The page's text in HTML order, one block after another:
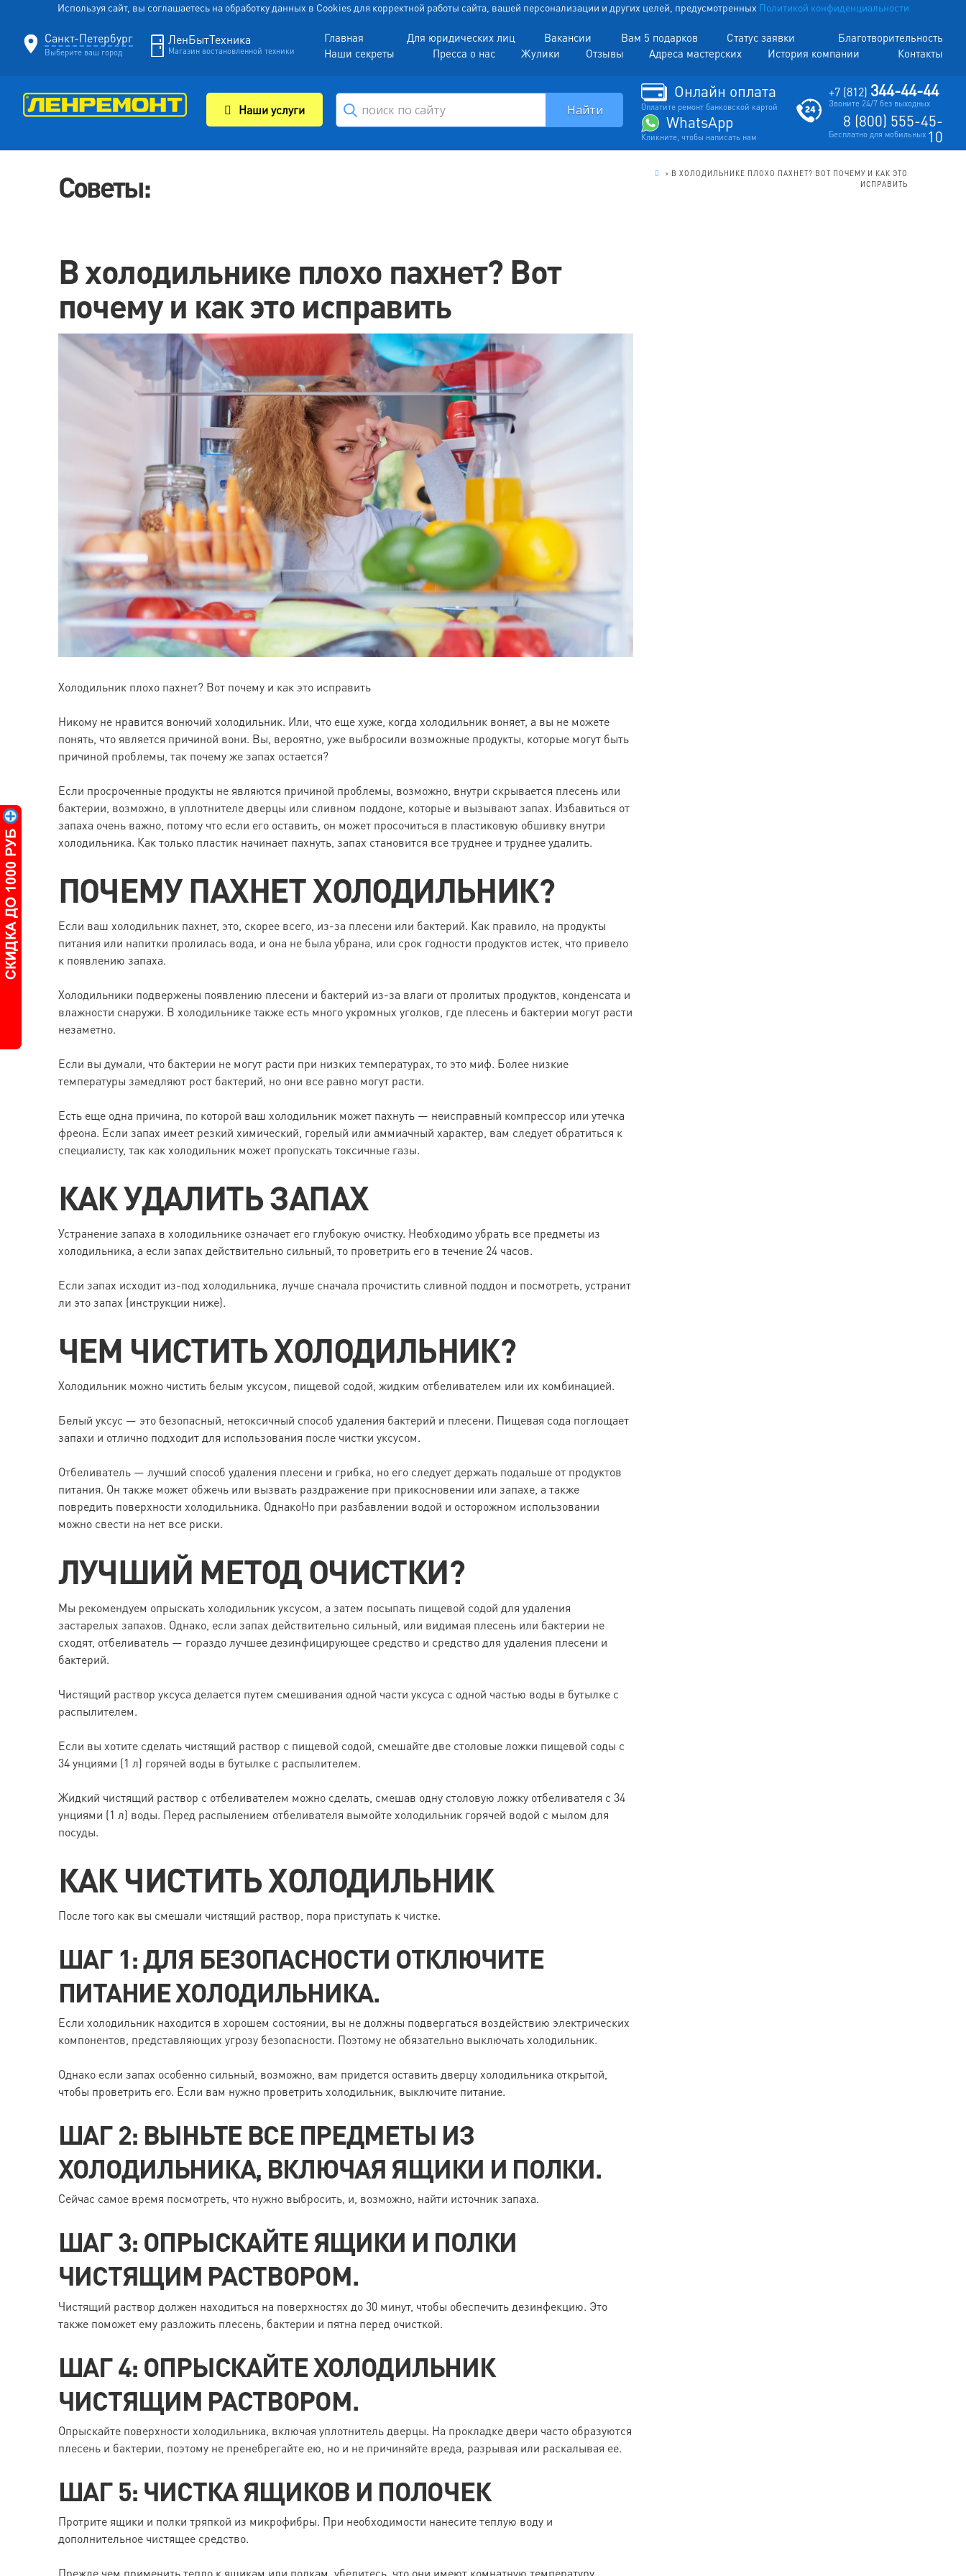
Используя сайт, вы соглашаетесь на обработку данных в Cookies для корректной работы сайта, вашей персонализации и других целей, предусмотренных Политикой конфиденциальности
Санкт-Петербург
Выберите ваш город
ЛенБытТехника
Магазин востановленной техники
Главная Для юридических лиц Вакансии Вам 5 подарков Статус заявки
Благотворительность
Наши секреты
Пресса о нас Жулики Отзывы Адреса мастерских История компании Контакты
Наши услуги
Онлайн оплата
Оплатите ремонт банковской картой
WhatsApp
Кликните, чтобы написать нам
+7 (812) 344-44-44
Звоните 24/7 без выходных
8 (800) 555-45-
10
Бесплатно для мобильных
Советы: > В ХОЛОДИЛЬНИКЕ ПЛОХО ПАХНЕТ? ВОТ ПОЧЕМУ И КАК ЭТО
ИСПРАВИТЬ
В холодильнике плохо пахнет? Вот
почему и как это исправить
Холодильник плохо пахнет? Вот почему и как это исправить
Никому не нравится вонючий холодильник. Или, что еще хуже, когда холодильник воняет, а вы не можете
понять, что является причиной вони. Вы, вероятно, уже выбросили возможные продукты, которые могут быть
причиной проблемы, так почему же запах остается?
Если просроченные продукты не являются причиной проблемы, возможно, внутри скрывается плесень или
бактерии, возможно, в уплотнителе дверцы или сливном поддоне, которые и вызывают запах. Избавиться от
запаха очень важно, потому что если его оставить, он может просочиться в пластиковую обшивку внутри
холодильника. Как только пластик начинает пахнуть, запах становится все труднее и труднее удалить.
ПОЧЕМУ ПАХНЕТ ХОЛОДИЛЬНИК?
Если ваш холодильник пахнет, это, скорее всего, из-за плесени или бактерий. Как правило, на продукты
питания или напитки пролилась вода, и она не была убрана, или срок годности продуктов истек, что привело
к появлению запаха.
Холодильники подвержены появлению плесени и бактерий из-за влаги от пролитых продуктов, конденсата и
влажности снаружи. В холодильнике также есть много укромных уголков, где плесень и бактерии могут расти
незаметно.
Если вы думали, что бактерии не могут расти при низких температурах, то это миф. Более низкие
температуры замедляют рост бактерий, но они все равно могут расти.
Есть еще одна причина, по которой ваш холодильник может пахнуть — неисправный компрессор или утечка
фреона. Если запах имеет резкий химический, горелый или аммиачный характер, вам следует обратиться к
специалисту, так как холодильник может пропускать токсичные газы.
КАК УДАЛИТЬ ЗАПАХ
Устранение запаха в холодильнике означает его глубокую очистку. Необходимо убрать все предметы из
холодильника, а если запах действительно сильный, то проветрить его в течение 24 часов.
Если запах исходит из-под холодильника, лучше сначала прочистить сливной поддон и посмотреть, устранит
ли это запах (инструкции ниже).
ЧЕМ ЧИСТИТЬ ХОЛОДИЛЬНИК?
Холодильник можно чистить белым уксусом, пищевой содой, жидким отбеливателем или их комбинацией.
Белый уксус — это безопасный, нетоксичный способ удаления бактерий и плесени. Пищевая сода поглощает
запахи и отлично подходит для использования после чистки уксусом.
Отбеливатель — лучший способ удаления плесени и грибка, но его следует держать подальше от продуктов
питания. Он также может обжечь или вызвать раздражение при прикосновении или запахе, а также
повредить поверхности холодильника. ОднакоНо при разбавлении водой и осторожном использовании
можно свести на нет все риски.
ЛУЧШИЙ МЕТОД ОЧИСТКИ?
Мы рекомендуем опрыскать холодильник уксусом, а затем посыпать пищевой содой для удаления
застарелых запахов. Однако, если запах действительно сильный, или видимая плесень или бактерии не
сходят, отбеливатель — гораздо лучшее дезинфицирующее средство и средство для удаления плесени и
бактерий.
Чистящий раствор уксуса делается путем смешивания одной части уксуса с одной частью воды в бутылке с
распылителем.
Если вы хотите сделать чистящий раствор с пищевой содой, смешайте две столовые ложки пищевой соды с
34 унциями (1 л) горячей воды в бутылке с распылителем.
Жидкий чистящий раствор с отбеливателем можно сделать, смешав одну столовую ложку отбеливателя с 34
унциями (1 л) воды. Перед распылением отбеливателя вымойте холодильник горячей водой с мылом для
посуды.
КАК ЧИСТИТЬ ХОЛОДИЛЬНИК
После того как вы смешали чистящий раствор, пора приступать к чистке.
ШАГ 1: ДЛЯ БЕЗОПАСНОСТИ ОТКЛЮЧИТЕ
ПИТАНИЕ ХОЛОДИЛЬНИКА.
Если холодильник находится в хорошем состоянии, вы не должны подвергаться воздействию электрических
компонентов, представляющих угрозу безопасности. Поэтому не обязательно выключать холодильник.
Однако если запах особенно сильный, возможно, вам придется оставить дверцу холодильника открытой,
чтобы проветрить его. Если вам нужно проветрить холодильник, выключите питание.
ШАГ 2: ВЫНЬТЕ ВСЕ ПРЕДМЕТЫ ИЗ
ХОЛОДИЛЬНИКА, ВКЛЮЧАЯ ЯЩИКИ И ПОЛКИ.
Сейчас самое время посмотреть, что нужно выбросить, и, возможно, найти источник запаха.
ШАГ 3: ОПРЫСКАЙТЕ ЯЩИКИ И ПОЛКИ
ЧИСТЯЩИМ РАСТВОРОМ.
Чистящий раствор должен находиться на поверхностях до 30 минут, чтобы обеспечить дезинфекцию. Это
также поможет ему разложить плесень, бактерии и пятна перед очисткой.
ШАГ 4: ОПРЫСКАЙТЕ ХОЛОДИЛЬНИК
ЧИСТЯЩИМ РАСТВОРОМ.
Опрыскайте поверхности холодильника, включая уплотнитель дверцы. На прокладке двери часто образуются
плесень и бактерии, поэтому не пренебрегайте ею, но и не причиняйте вреда, разрывая или раскалывая ее.
ШАГ 5: ЧИСТКА ЯЩИКОВ И ПОЛОЧЕК
Протрите ящики и полки тряпкой из микрофибры. При необходимости нанесите теплую воду и
дополнительное чистящее средство.
Прежде чем применить тепло к ящикам или полкам, убедитесь, что они имеют комнатную температуру.